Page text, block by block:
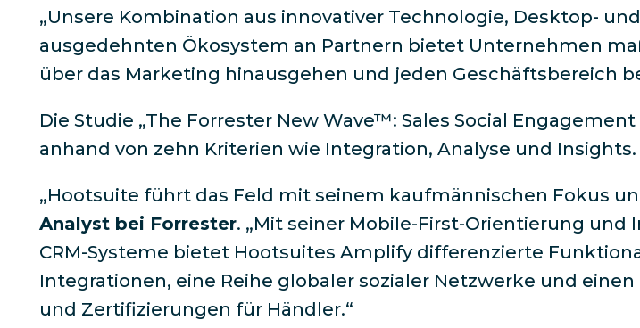
„Unsere Kombination aus innovativer Technologie, Desktop-
ausgedehnten Ökosystem an Partnern bietet Unternehmen
über das Marketing hinausgehen und jeden Geschäftsbereich
Die Studie „The Forrester New Wave™: Sales Social
anhand von zehn Kriterien wie Integration, Analyse und Insights.
„Hootsuite führt das Feld mit seinem kaufmännischen Fokus
Analyst bei Forrester. „Mit seiner Mobile-First-Orientierung
CRM-Systeme bietet Hootsuites Amplify differenzierte
Integrationen, eine Reihe globaler sozialer Netzwerke und
und Zertifizierungen für Händler.“